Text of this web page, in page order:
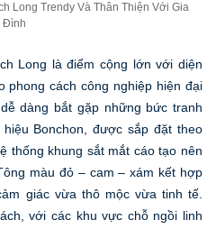
Long Trendy Và Thân Thiện Với Gia
Đình
Long là điểm cộng lớn với diện
phong cách công nghiệp hiện đại
dàng bắt gặp những bức tranh
Bonchon, được sắp đặt theo
thống khung sắt mắt cáo tạo nên
màu đỏ – cam – xám kết hợp
giác vừa thô mộc vừa tinh tế.
với các khu vực chỗ ngồi linh